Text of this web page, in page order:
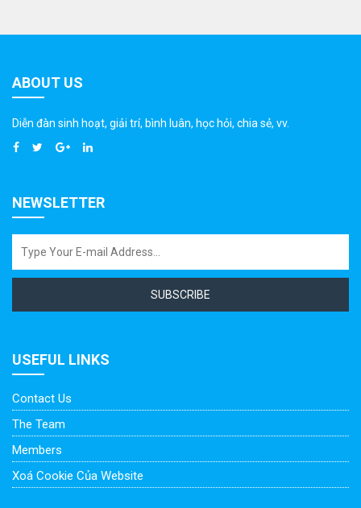
ABOUT US
Diễn đàn sinh hoạt, giải trí, bình luân, học hỏi, chia sẻ, vv.
NEWSLETTER
SUBSCRIBE
USEFUL LINKS
Contact Us
The Team
Members
Xoá Cookie Của Website